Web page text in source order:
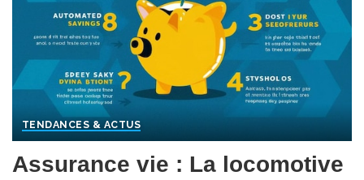
TENDANCES & ACTUS
Assurance vie : La locomotive